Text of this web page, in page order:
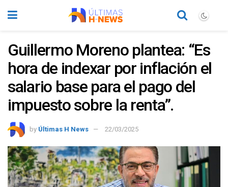
Guillermo Moreno plantea: “Es
hora de indexar por inflación el
salario base para el pago del
impuesto sobre la renta”.
by Últimas H News 22/03/2025